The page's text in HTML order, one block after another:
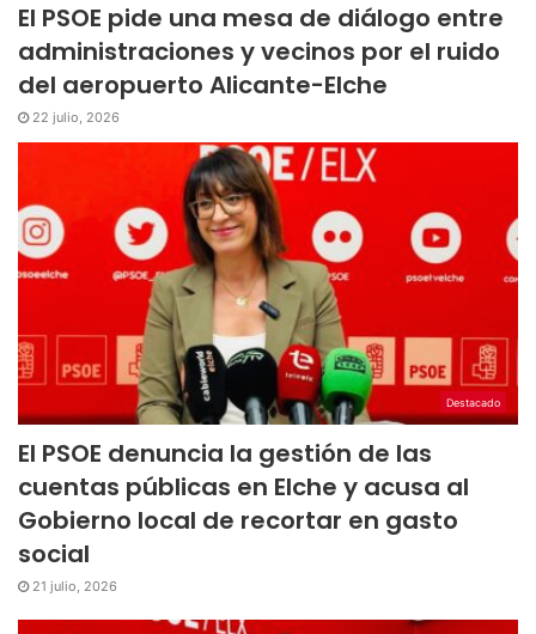
El PSOE pide una mesa de diálogo entre
administraciones y vecinos por el ruido
del aeropuerto Alicante-Elche
22 julio, 2026
Destacado
El PSOE denuncia la gestión de las
cuentas públicas en Elche y acusa al
Gobierno local de recortar en gasto
social
21 julio, 2026